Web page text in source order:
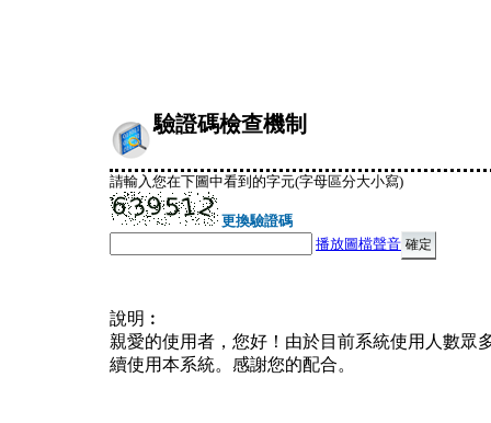
驗證碼檢查機制
請輸入您在下圖中看到的字元(字母區分大小寫)
更換驗證碼
播放圖檔聲音
說明︰
親愛的使用者，您好！由於目前系統使用人數眾
續使用本系統。感謝您的配合。